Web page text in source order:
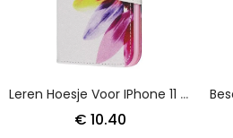
Leren Hoesje Voor IPhone 11 Aquarelbloem
€ 10.40